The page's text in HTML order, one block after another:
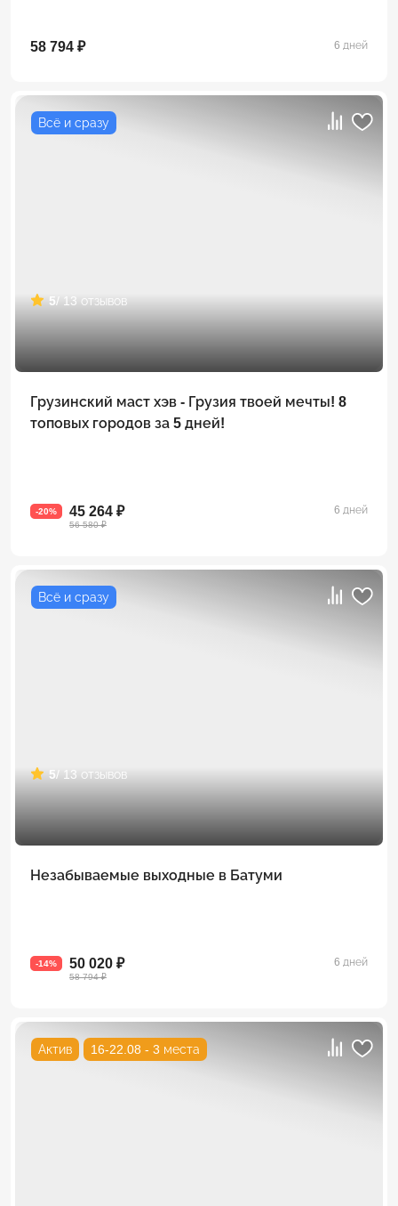
58 794 ₽ 6 дней
Всё и сразу
5/ 13 отзывов
Грузинский маст хэв - Грузия твоей мечты! 8
топовых городов за 5 дней!
-20% 45 264 ₽
56 580 ₽
6 дней
Всё и сразу
5/ 13 отзывов
Незабываемые выходные в Батуми
-14% 50 020 ₽
58 794 ₽
6 дней
Актив 16-22.08 - 3 места